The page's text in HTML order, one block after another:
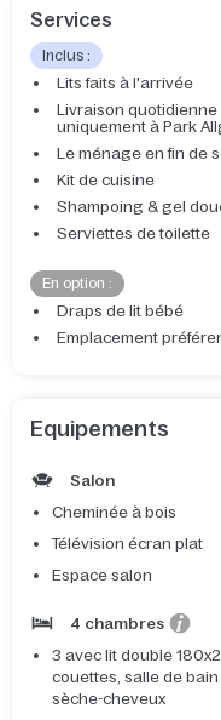
Services
Inclus :
Lits faits à l'arrivée
Livraison
uniquement à Park
Le ménage en fin de
Kit de cuisine
Shampoing & gel
Serviettes de toilette
En option :
Draps de lit bébé
Emplacement
Equipements
Salon
Cheminée à bois
Télévision écran plat
Espace salon
4 chambres
3 avec lit double
couettes, salle de bain
sèche-cheveux